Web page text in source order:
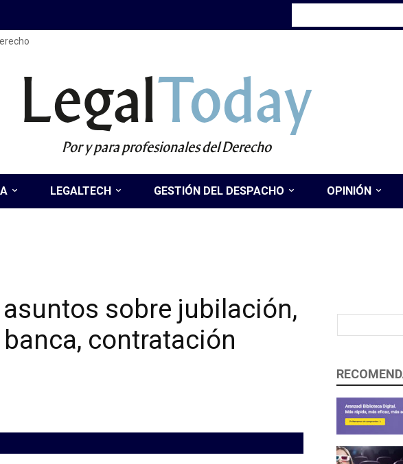
LegalToday
Por y para profesionales del Derecho
LEGALTECH GESTIÓN DEL DESPACHO OPINIÓN
sobre jubilación,
contratación